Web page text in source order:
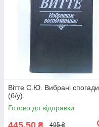
Вітте С.Ю. Вибрані спогади
(б/у).
Готово до відправки
445,50 ₴ 495 ₴